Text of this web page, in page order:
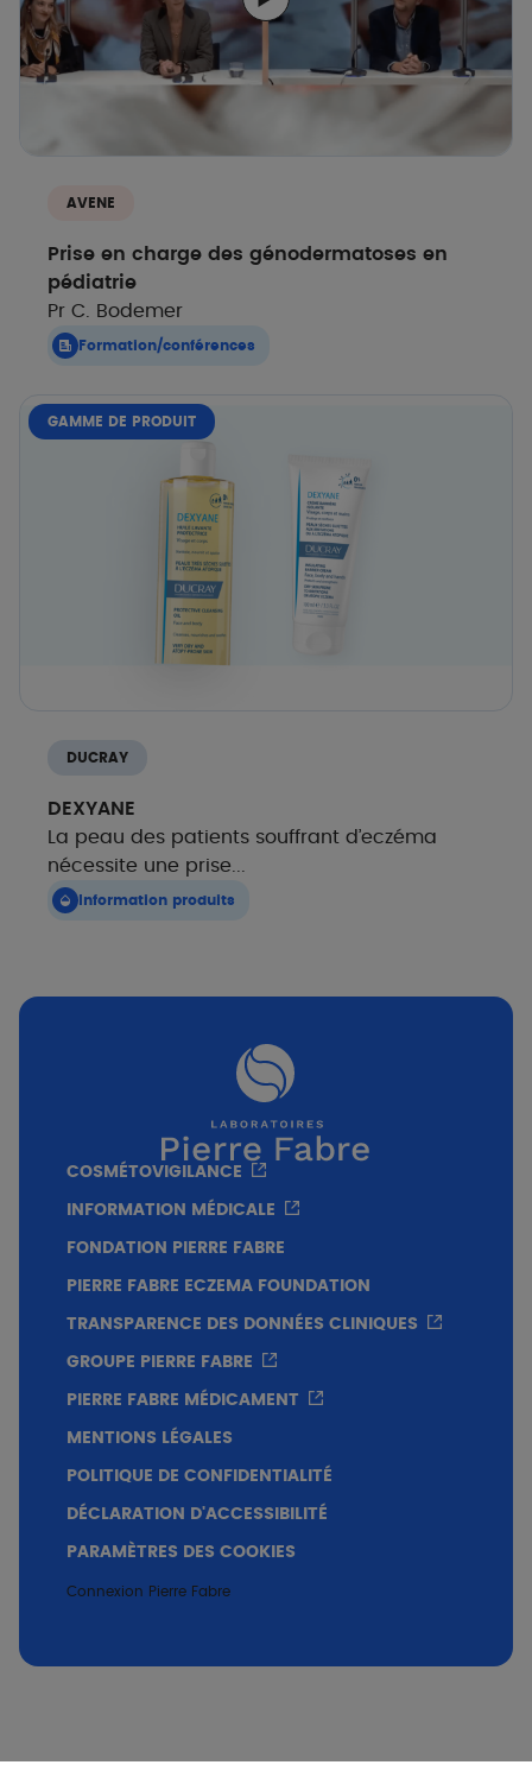
AVENE
Prise en charge des génodermatoses en
pédiatrie
Pr C. Bodemer
Formation/conférences
GAMME DE PRODUIT
DUCRAY
DEXYANE
La peau des patients souffrant d’eczéma
nécessite une prise...
Information produits
COSMÉTOVIGILANCE
INFORMATION MÉDICALE
FONDATION PIERRE FABRE
PIERRE FABRE ECZEMA FOUNDATION
TRANSPARENCE DES DONNÉES CLINIQUES
GROUPE PIERRE FABRE
PIERRE FABRE MÉDICAMENT
MENTIONS LÉGALES
POLITIQUE DE CONFIDENTIALITÉ
DÉCLARATION D'ACCESSIBILITÉ
PARAMÈTRES DES COOKIES
Connexion Pierre Fabre